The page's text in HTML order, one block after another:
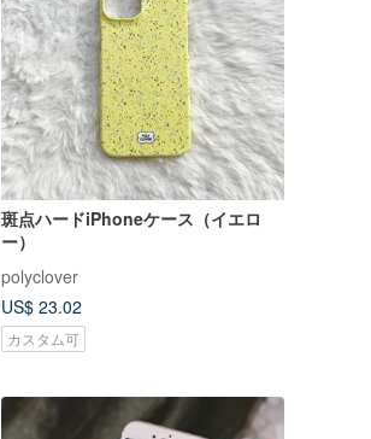
斑点ハードiPhoneケース（イエロ
ー）
polyclover
US$ 23.02
カスタム可